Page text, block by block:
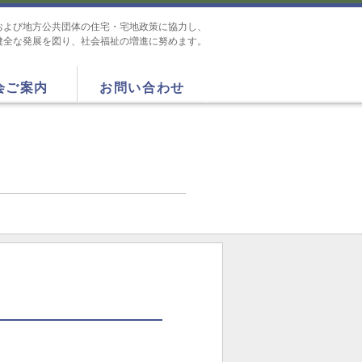
び地方公共団体の住宅・宅地政策に協力し、
な発展を図り、社会福祉の増進に努めます。
ご案内 お問い合わせ